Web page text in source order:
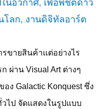
รขายสินค้าแต่อย่างไร
ก ผ่าน Visual Art ต่างๆ
อง Galactic Konquestซึ่ง
ไป จัดแสดงในรูปแบบ